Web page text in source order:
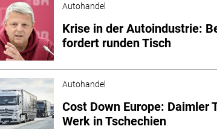
Autohandel
Krise in der Autoindustrie:
fordert runden Tisch
Autohandel
Cost Down Europe: Daimler
Werk in Tschechien